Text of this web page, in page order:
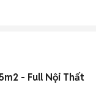
- Full Nội Thất